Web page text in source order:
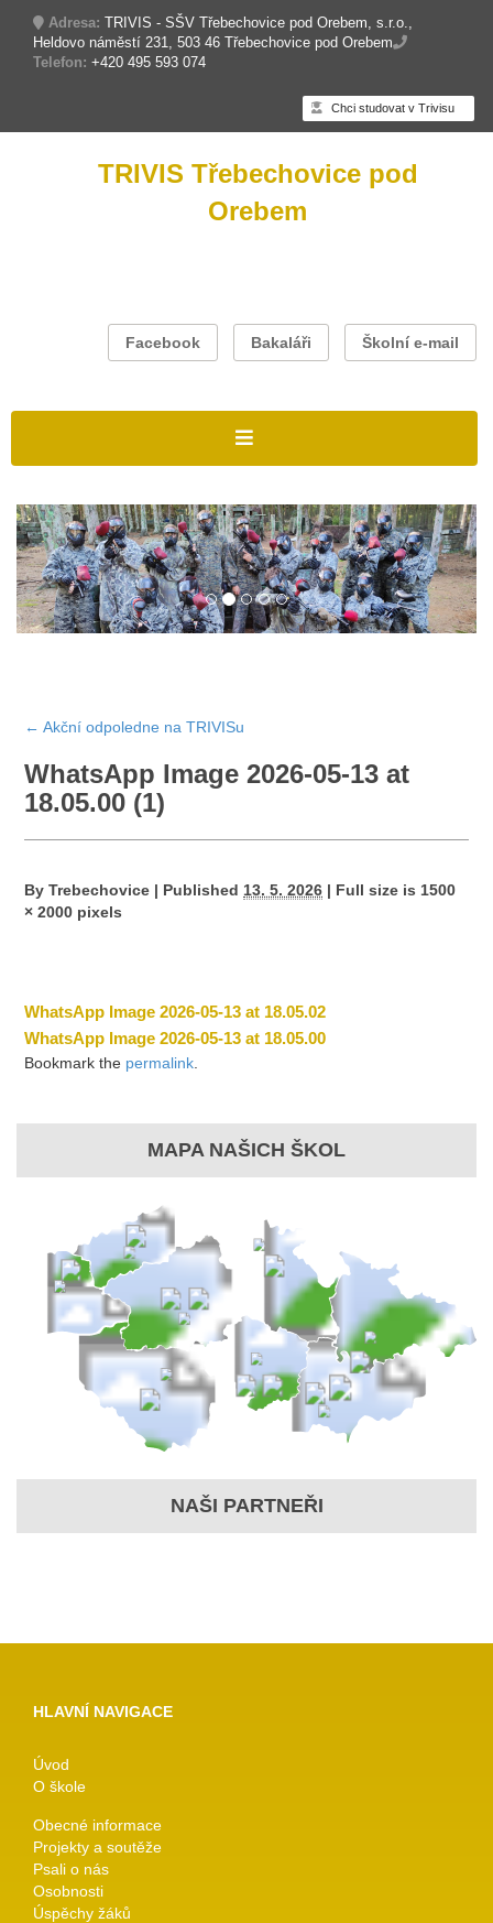
Adresa: TRIVIS - SŠV Třebechovice pod Orebem, s.r.o.,
Heldovo náměstí 231, 503 46 Třebechovice pod Orebem
Telefon: +420 495 593 074
Chci studovat v Trivisu
TRIVIS Třebechovice pod
Orebem
Facebook Bakaláři Školní e-mail
← Akční odpoledne na TRIVISu
WhatsApp Image 2026-05-13 at
18.05.00 (1)
By Trebechovice | Published 13. 5. 2026 | Full size is 1500
× 2000 pixels
WhatsApp Image 2026-05-13 at 18.05.02
WhatsApp Image 2026-05-13 at 18.05.00
Bookmark the permalink
MAPA NAŠICH ŠKOL
NAŠI PARTNEŘI
HLAVNÍ NAVIGACE
Úvod
O škole
Obecné informace
Projekty a soutěže
Psali o nás
Osobnosti
Úspěchy žáků